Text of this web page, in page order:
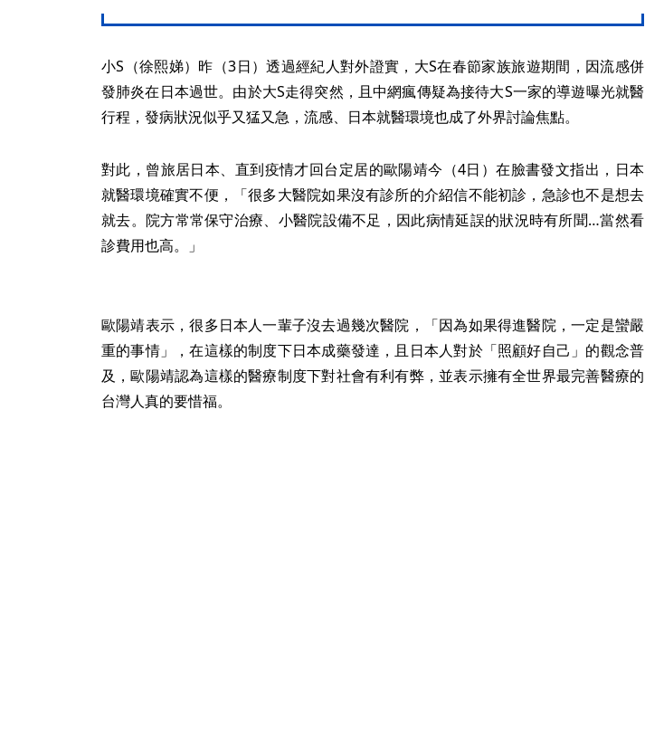
小S（徐熙娣）昨（3日）透過經紀人對外證實，大S在春節家族旅遊期間，因流感併
發肺炎在日本過世。由於大S走得突然，且中網瘋傳疑為接待大S一家的導遊曝光就醫
行程，發病狀況似乎又猛又急，流感、日本就醫環境也成了外界討論焦點。
對此，曾旅居日本、直到疫情才回台定居的歐陽靖今（4日）在臉書發文指出，日本
就醫環境確實不便，「很多大醫院如果沒有診所的介紹信不能初診，急診也不是想去
就去。院方常常保守治療、小醫院設備不足，因此病情延誤的狀況時有所聞…當然看
診費用也高。」
歐陽靖表示，很多日本人一輩子沒去過幾次醫院，「因為如果得進醫院，一定是蠻嚴
重的事情」，在這樣的制度下日本成藥發達，且日本人對於「照顧好自己」的觀念普
及，歐陽靖認為這樣的醫療制度下對社會有利有弊，並表示擁有全世界最完善醫療的
台灣人真的要惜福。